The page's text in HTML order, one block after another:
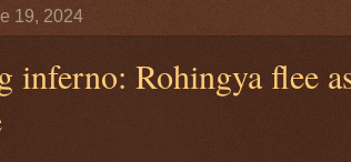
19, 2024
inferno: Rohingya flee